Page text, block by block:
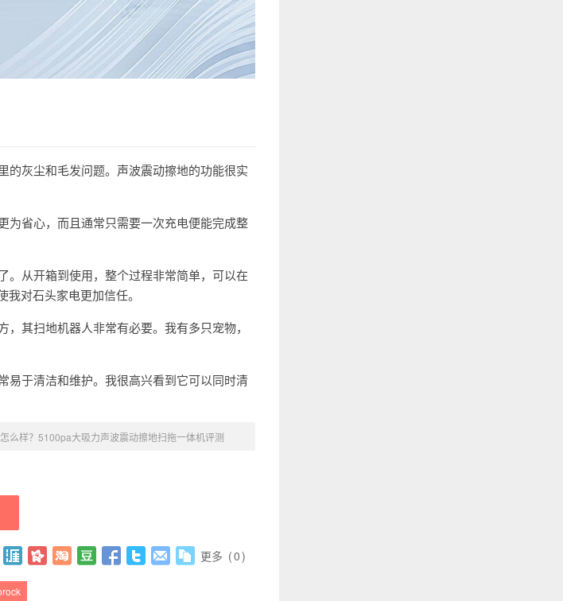
的灰尘和毛发问题。声波震动擦地的功能很实
为省心，而且通常只需要一次充电便能完成整
。从开箱到使用，整个过程非常简单，可以在
对石头家电更加信任。
其扫地机器人非常有必要。我有多只宠物，
易于清洁和维护。我很高兴看到它可以同时清
么样？5100pa大吸力声波震动擦地扫拖一体机评测
更多 (0)